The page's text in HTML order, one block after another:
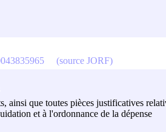
que toutes pièces justificatives
et à l'ordonnance de la dépense
(source JORF)